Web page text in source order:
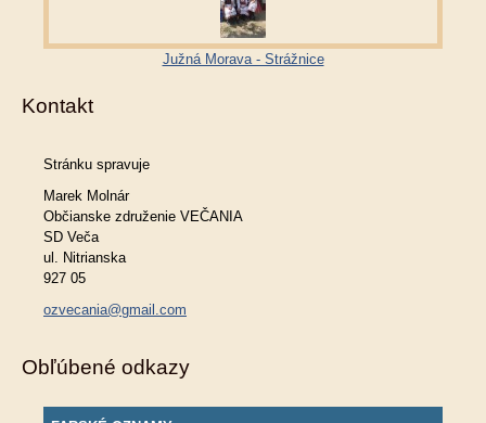
Južná Morava - Strážnice
Kontakt
Stránku spravuje
Marek Molnár
Občianske združenie VEČANIA
SD Veča
ul. Nitrianska
927 05
ozvecania@gmail.com
Obľúbené odkazy